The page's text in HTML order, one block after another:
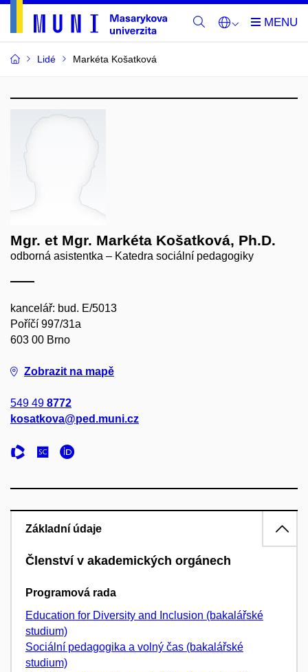
Lidé Markéta Košatková
Mgr. et Mgr. Markéta Košatková, Ph.D.
odborná asistentka – Katedra sociální pedagogiky
kancelář: bud. E/5013
Poříčí 997/31a
603 00 Brno
Zobrazit na mapě
549 49 8772
kosatkova@ped.muni.cz
Základní údaje
Členství v akademických orgánech
Programová rada
Education for Diversity and Inclusion (bakalářské
studium)
Sociální pedagogika a volný čas (bakalářské
studium)